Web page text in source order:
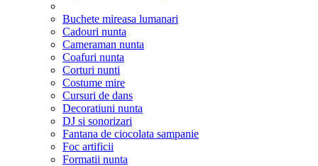
Buchete mireasa lumanari
Cadouri nunta
Cameraman nunta
Coafuri nunta
Corturi nunti
Costume mire
Cursuri de dans
Decoratiuni nunta
DJ si sonorizari
Fantana de ciocolata sampanie
Foc artificii
Formatii nunta